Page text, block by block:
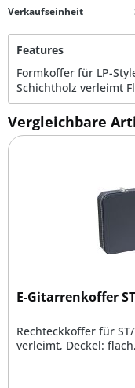
Verkaufseinheit
Features
Formkoffer für LP-
Schichtholz verleimt
Vergleichbare
E-Gitarrenkoffer
Rechteckkoffer für
verleimt, Deckel: